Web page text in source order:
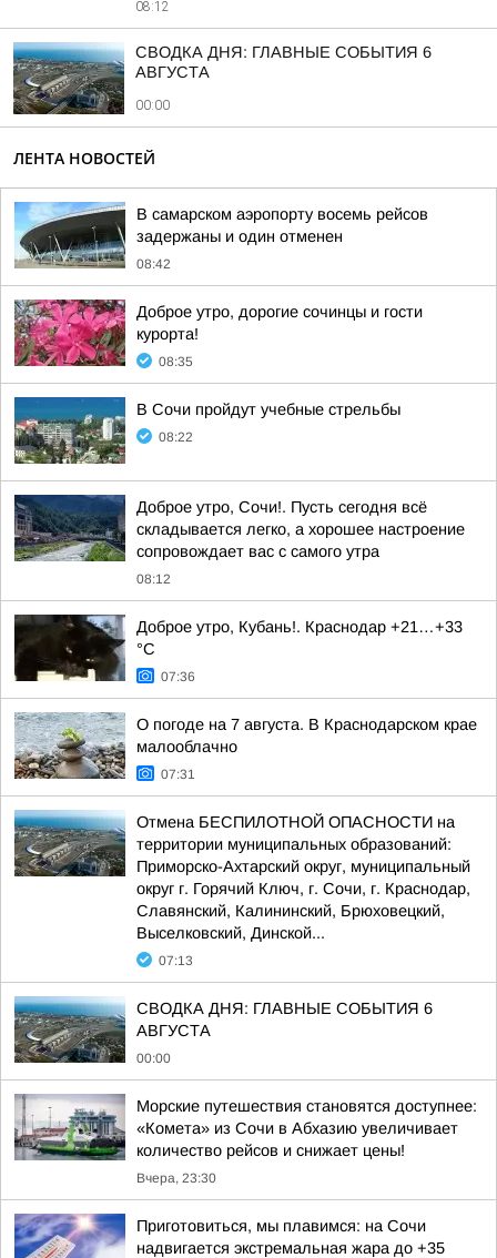
08:12
СВОДКА ДНЯ: ГЛАВНЫЕ СОБЫТИЯ 6
АВГУСТА
00:00
ЛЕНТА НОВОСТЕЙ
В самарском аэропорту восемь рейсов
задержаны и один отменен
08:42
Доброе утро, дорогие сочинцы и гости
курорта!
08:35
В Сочи пройдут учебные стрельбы
08:22
Доброе утро, Сочи!. Пусть сегодня всё
складывается легко, а хорошее настроение
сопровождает вас с самого утра
08:12
Доброе утро, Кубань!. Краснодар +21…+33
°С
07:36
О погоде на 7 августа. В Краснодарском крае
малооблачно
07:31
Отмена БЕСПИЛОТНОЙ ОПАСНОСТИ на
территории муниципальных образований:
Приморско-Ахтарский округ, муниципальный
округ г. Горячий Ключ, г. Сочи, г. Краснодар,
Славянский, Калининский, Брюховецкий,
Выселковский, Динской...
07:13
СВОДКА ДНЯ: ГЛАВНЫЕ СОБЫТИЯ 6
АВГУСТА
00:00
Морские путешествия становятся доступнее:
«Комета» из Сочи в Абхазию увеличивает
количество рейсов и снижает цены!
Вчера, 23:30
Приготовиться, мы плавимся: на Сочи
надвигается экстремальная жара до +35